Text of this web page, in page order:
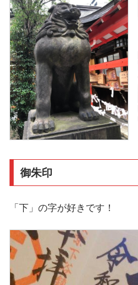
御朱印
「下」の字が好きです！